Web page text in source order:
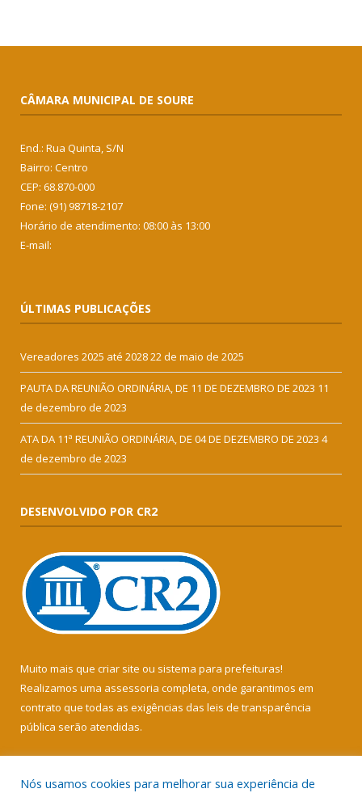
CÂMARA MUNICIPAL DE SOURE
End.: Rua Quinta, S/N
Bairro: Centro
CEP: 68.870-000
Fone: (91) 98718-2107
Horário de atendimento: 08:00 às 13:00
E-mail:
ÚLTIMAS PUBLICAÇÕES
Vereadores 2025 até 202822 de maio de 2025
PAUTA DA REUNIÃO ORDINÁRIA, DE 11 DE DEZEMBRO DE 2023 11
de dezembro de 2023
ATA DA 11ª REUNIÃO ORDINÁRIA, DE 04 DE DEZEMBRO DE 2023 4
de dezembro de 2023
DESENVOLVIDO POR CR2
Muito mais que criar site ou sistema para prefeituras!
Realizamos uma assessoria completa, onde garantimos em
contrato que todas as exigências das leis de transparência
pública serão atendidas.
Nós usamos cookies para melhorar sua experiência de